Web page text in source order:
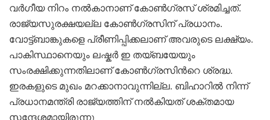
വർഗീയ നിറം നൽകാനാണ് കോൺഗ്രസ് ശ്രമിച്ചത്.
രാജ്യസുരക്ഷയല്ല കോൺഗ്രസിന് പ്രധാനം.
വോട്ട്ബാങ്കുകളെ പ്രീണിപ്പിക്കലാണ് അവരുടെ ലക്ഷ്യം.
പാകിസ്ഥാനെയും ലഷ്കർ ഇ തയ്ബയേയും
സംരക്ഷിക്കുന്നതിലാണ് കോൺഗ്രസിൻറെ ശ്രദ്ധ.
ഇരകളുടെ മുഖം മറക്കാനാവുന്നില്ല. ബിഹാറിൽ നിന്ന്
പ്രധാനമന്ത്രി രാജ്യത്തിന് നൽകിയത് ശക്തമായ
സന്ദേശമായിരുന്നു